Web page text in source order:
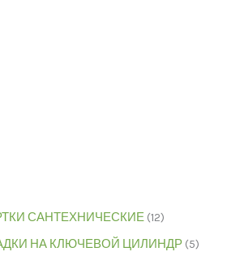
САНТЕХНИЧЕСКИЕ (12)
НА КЛЮЧЕВОЙ ЦИЛИНДР (5)